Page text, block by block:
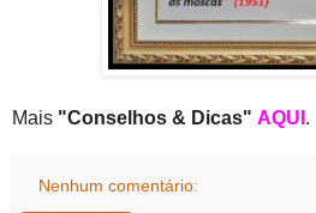
Mais "Conselhos & Dicas" AQUI .
Nenhum comentário: